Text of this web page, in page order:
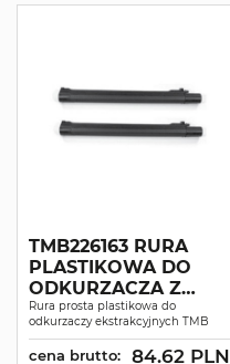
TMB226163 RURA
PLASTIKOWA DO
ODKURZACZA Z
ZESTAWU KIT
EXTRACT ŚR. 37 MM 1
SZT.
Rura prosta plastikowa do
odkurzaczy ekstrakcyjnych TMB
cena brutto: 84.62 PLN